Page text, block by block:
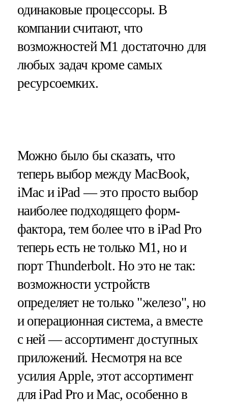
одинаковые процессоры. В
компании считают, что
возможностей M1 достаточно для
любых задач кроме самых
ресурсоемких.
Можно было бы сказать, что
теперь выбор между MacBook,
iMac и iPad — это просто выбор
наиболее подходящего форм-
фактора, тем более что в iPad Pro
теперь есть не только M1, но и
порт Thunderbolt. Но это не так:
возможности устройств
определяет не только "железо", но
и операционная система, а вместе
с ней — ассортимент доступных
приложений. Несмотря на все
усилия Apple, этот ассортимент
для iPad Pro и Mac, особенно в